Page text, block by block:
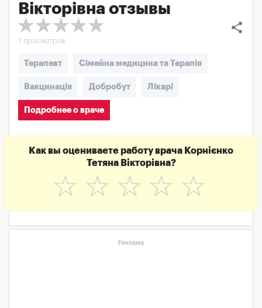
Вікторівна отзывы
share
7 просмотров
Терапевт Сімейна медицина та Терапія
Вакцинація Добробут Лікарі
Подробнее о враче
Как вы оцениваете работу врача Корнієнко
Тетяна Вікторівна?
☆
☆
☆
☆
☆
Реклама